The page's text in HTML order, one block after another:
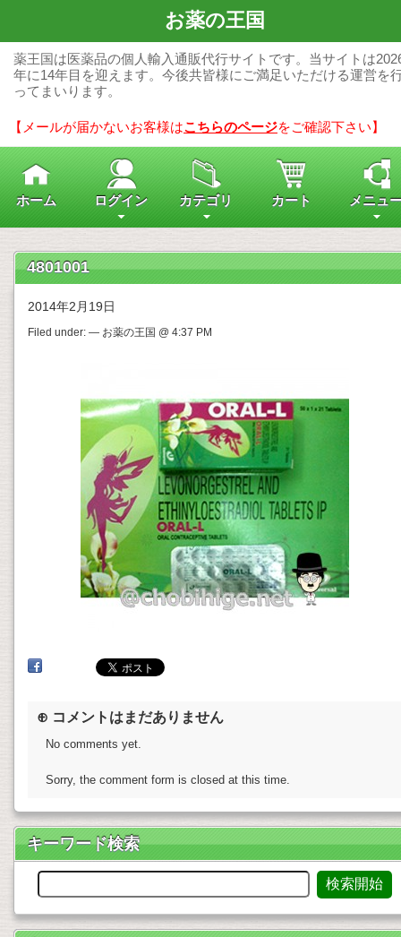
お薬の王国
薬王国は医薬品の個人輸入通販代行サイトです。当サイトは
年に14年目を迎えます。今後共皆様にご満足いただける運営を
ってまいります。
【メールが届かないお客様はこちらのページをご確認下さい】
ホーム ログイン カテゴリ カート メニュ
4801001
2014年2月19日
Filed under: — お薬の王国 @ 4:37 PM
⊕ コメントはまだありません
No comments yet.
Sorry, the comment form is closed at this time.
キーワード検索